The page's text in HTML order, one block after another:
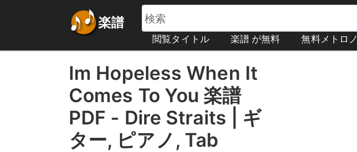
楽譜
閲覧タイトル
楽譜 が無料 無料メトロ
Im Hopeless When It
Comes To You 楽譜
PDF - Dire Straits | ギ
ター, ピアノ, Tab